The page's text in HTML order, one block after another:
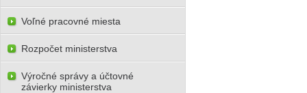
Voľné pracovné miesta
Rozpočet ministerstva
Výročné správy a účtovné
závierky ministerstva